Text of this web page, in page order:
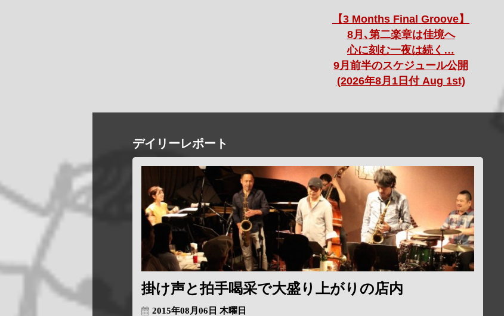
【3 Months Final Groove】
8月､第二楽章は佳境へ
心に刻む一夜は続く…
9月前半のスケジュール公開
(2026年8月1日付 Aug 1st)
デイリーレポート
掛け声と拍手喝采で大盛り上がりの店内
2015年08月06日 木曜日